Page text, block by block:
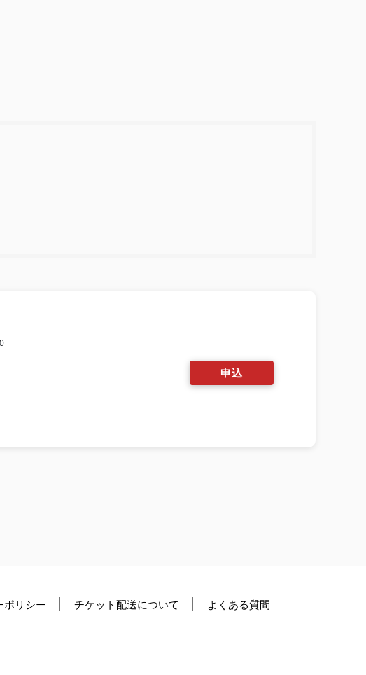
申込
ポリシー チケット配送について よくある質問